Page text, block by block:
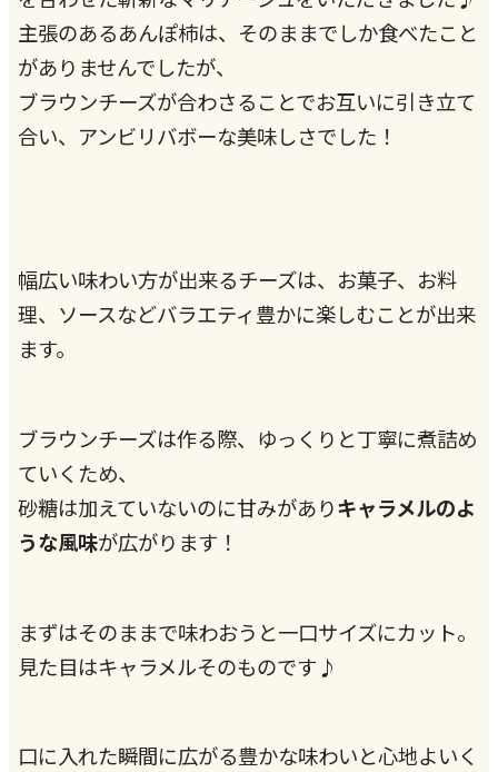
主張のあるあんぽ柿は、そのままでしか食べたこと
がありませんでしたが、
ブラウンチーズが合わさることでお互いに引き立て
合い、アンビリバボーな美味しさでした！
幅広い味わい方が出来るチーズは、お菓子、お料
理、ソースなどバラエティ豊かに楽しむことが出来
ます。
ブラウンチーズは作る際、ゆっくりと丁寧に煮詰め
ていくため、
砂糖は加えていないのに甘みがありキャラメルのよ
うな風味が広がります！
まずはそのままで味わおうと一口サイズにカット。
見た目はキャラメルそのものです♪
口に入れた瞬間に広がる豊かな味わいと心地よいく